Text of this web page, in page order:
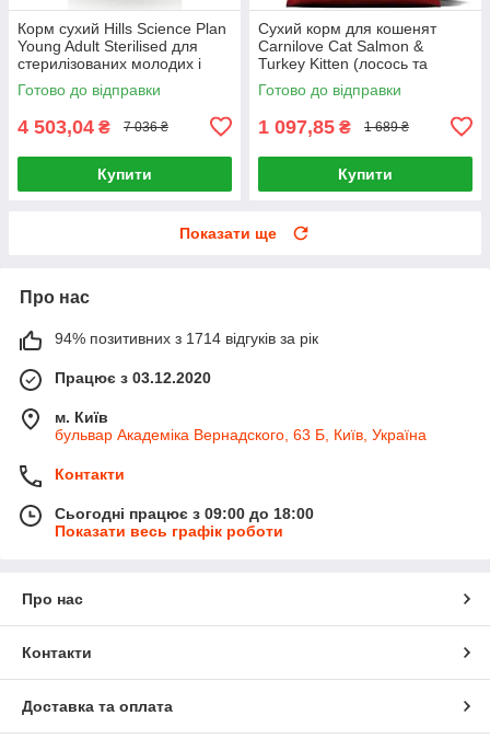
Корм сухий Hills Science Plan
Young Adult Sterilised для
стерилізованих молодих і
дорослих котів з куркою 15 кг
Готово до відправки
4 503,04 ₴ 7 036 ₴
Купити
Сухий корм для кошенят
Carnilove Cat Salmon &
Turkey Kitten (лосось та
індичка) 2 кг
Готово до відправки
1 097,85 ₴ 1 689 ₴
Купити
Показати ще
Про нас
94% позитивних з 1714 відгуків за рік
Працює з 03.12.2020
м. Київ
бульвар Академіка Вернадского, 63 Б, Київ, Україна
Контакти
Сьогодні працює з 09:00 до 18:00
Показати весь графік роботи
Про нас
Контакти
Доставка та оплата